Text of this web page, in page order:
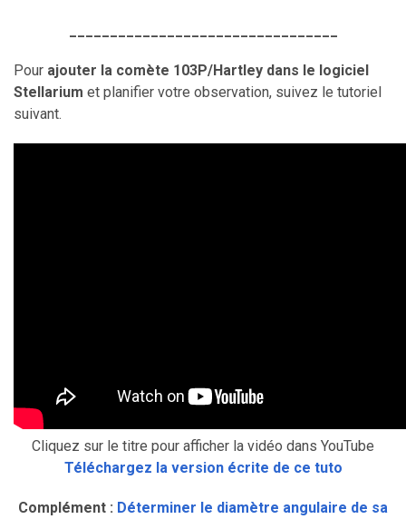
Pour ajouter la comète 103P/Hartley dans le logiciel
Stellarium et planifier votre observation, suivez le tutoriel
suivant.
Cliquez sur le titre pour afficher la vidéo dans YouTube
Téléchargez la version écrite de ce tuto
Complément : Déterminer le diamètre angulaire de sa